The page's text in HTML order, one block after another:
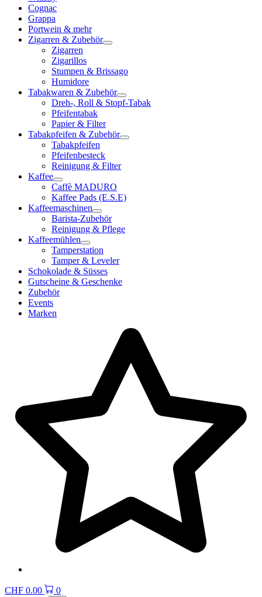
Cognac
Grappa
Portwein & mehr
Zigarren & Zubehör
Zigarren
Zigarillos
Stumpen & Brissago
Humidore
Tabakwaren & Zubehör
Dreh-, Roll & Stopf-Tabak
Pfeifentabak
Papier & Filter
Tabakpfeifen & Zubehör
Tabakpfeifen
Pfeifenbesteck
Reinigung & Filter
Kaffee
Caffè MADURO
Kaffee Pads (E.S.E)
Kaffeemaschinen
Barista-Zubehör
Reinigung & Pflege
Kaffeemühlen
Tamperstation
Tamper & Leveler
Schokolade & Süsses
Gutscheine & Geschenke
Zubehör
Events
Marken
CHF 0.00
0